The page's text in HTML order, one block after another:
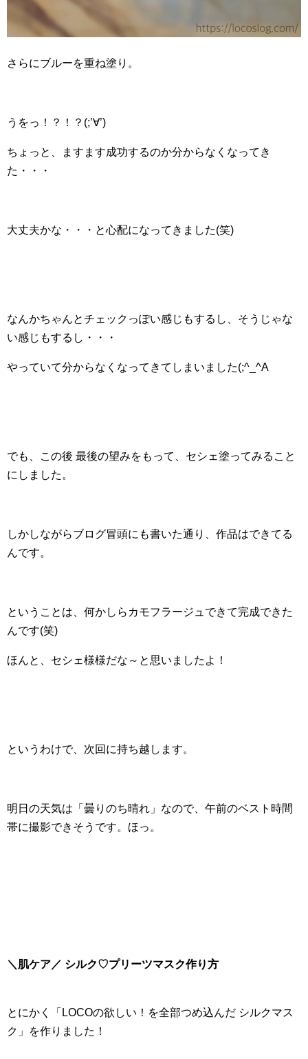
さらにブルーを重ね塗り。
うをっ！？！？(;’∀’)
ちょっと、ますます成功するのか分からなくなってき
た・・・
大丈夫かな・・・と心配になってきました(笑)
なんかちゃんとチェックっぽい感じもするし、そうじゃな
い感じもするし・・・
やっていて分からなくなってきてしまいました(;^_^A
でも、この後 最後の望みをもって、セシェ塗ってみること
にしました。
しかしながらブログ冒頭にも書いた通り、作品はできてる
んです。
ということは、何かしらカモフラージュできて完成できた
んです(笑)
ほんと、セシェ様様だな～と思いましたよ！
というわけで、次回に持ち越します。
明日の天気は「曇りのち晴れ」なので、午前のベスト時間
帯に撮影できそうです。ほっ。
＼肌ケア／ シルク♡プリーツマスク作り方
とにかく「LOCOの欲しい！を全部つめ込んだ シルクマス
ク」を作りました！